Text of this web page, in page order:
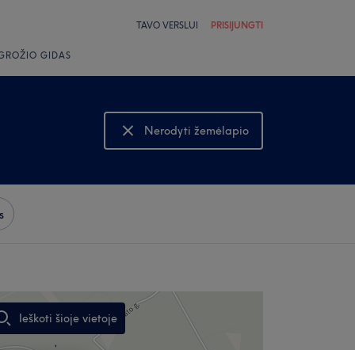
TAVO VERSLUI PRISIJUNGTI
GIDAS
Nerodyti žemėlapio
Rodyti žemėlapį
Ieškoti šioje vietoje
,